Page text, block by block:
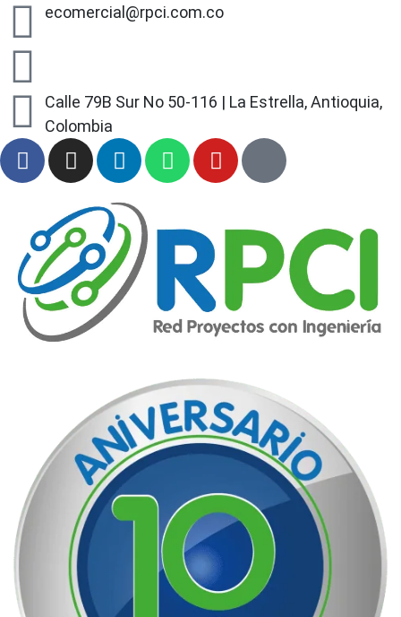
ecomercial@rpci.com.co
Calle 79B Sur No 50-116 | La Estrella, Antioquia,
Colombia